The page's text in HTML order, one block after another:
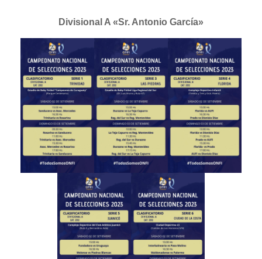
Divisional A «Sr. Antonio García»